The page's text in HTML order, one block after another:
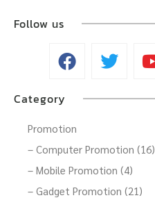
Follow us
Category
Promotion
– Computer Promotion (16)
– Mobile Promotion (4)
– Gadget Promotion (21)